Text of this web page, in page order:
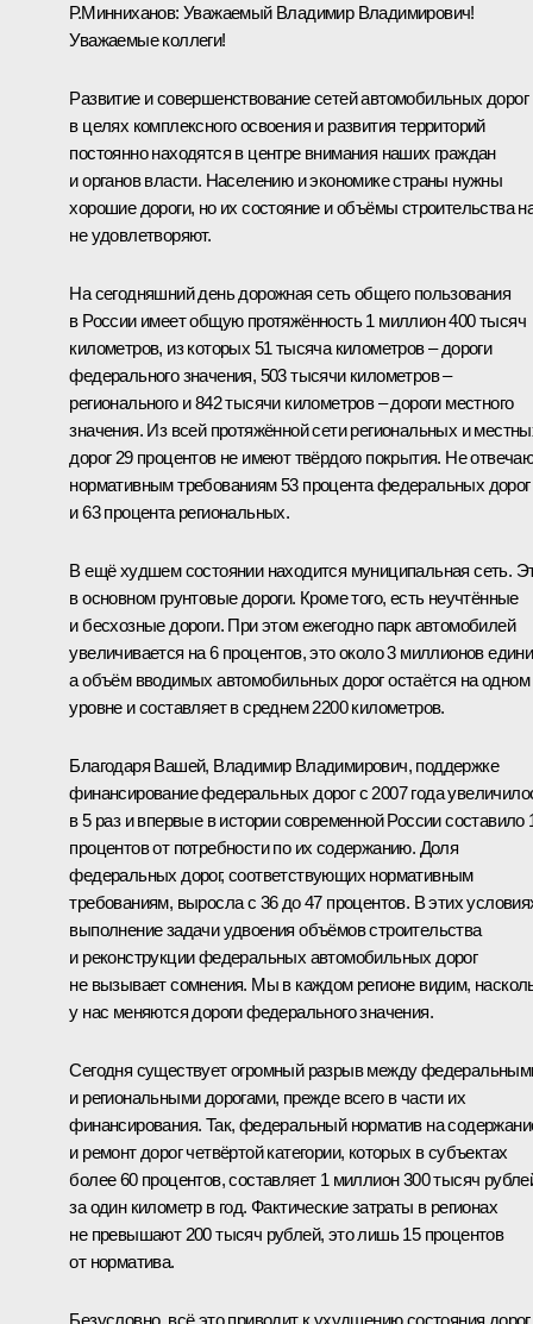
Р.Минниханов: Уважаемый Владимир Владимирович!
Уважаемые коллеги!
Развитие и совершенствование сетей автомобильных дорог
в целях комплексного освоения и развития территорий
постоянно находятся в центре внимания наших граждан
и органов власти. Населению и экономике страны нужны
хорошие дороги, но их состояние и объёмы строительства
не удовлетворяют.
На сегодняшний день дорожная сеть общего пользования
в России имеет общую протяжённость 1 миллион 400 тысяч
километров, из которых 51 тысяча километров – дороги
федерального значения, 503 тысячи километров –
регионального и 842 тысячи километров – дороги местного
значения. Из всей протяжённой сети региональных и
дорог 29 процентов не имеют твёрдого покрытия. Не
нормативным требованиям 53 процента федеральных дорог
и 63 процента региональных.
В ещё худшем состоянии находится муниципальная сеть.
в основном грунтовые дороги. Кроме того, есть неучтённые
и бесхозные дороги. При этом ежегодно парк автомобилей
увеличивается на 6 процентов, это около 3 миллионов
а объём вводимых автомобильных дорог остаётся на одном
уровне и составляет в среднем 2200 километров.
Благодаря Вашей, Владимир Владимирович, поддержке
финансирование федеральных дорог с 2007 года
в 5 раз и впервые в истории современной России составило
процентов от потребности по их содержанию. Доля
федеральных дорог, соответствующих нормативным
требованиям, выросла с 36 до 47 процентов. В этих
выполнение задачи удвоения объёмов строительства
и реконструкции федеральных автомобильных дорог
не вызывает сомнения. Мы в каждом регионе видим,
у нас меняются дороги федерального значения.
Сегодня существует огромный разрыв между
и региональными дорогами, прежде всего в части их
финансирования. Так, федеральный норматив на
и ремонт дорог четвёртой категории, которых в субъектах
более 60 процентов, составляет 1 миллион 300 тысяч
за один километр в год. Фактические затраты в регионах
не превышают 200 тысяч рублей, это лишь 15 процентов
от норматива.
Безусловно, всё это приводит к ухудшению состояния дорог.